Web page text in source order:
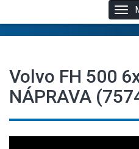
Volvo FH 500
NÁPRAVA